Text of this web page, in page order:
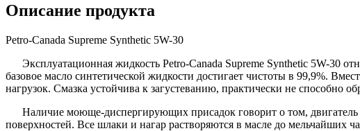
Описание продукта
Petro-Canada Supreme Synthetic 5W-30
Эксплуатационная жидкость Petro-Canada Supreme Synthetic 5W-30
базовое масло синтетической жидкости достигает чистоты в 99,9%.
нагрузок. Смазка устойчива к загустеванию, практически не способно
Наличие моюще-диспергирующих присадок говорит о том, двигатель
поверхностей. Все шлаки и нагар растворяются в масле до мельчайших